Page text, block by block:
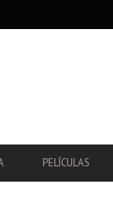
PELÍCULAS